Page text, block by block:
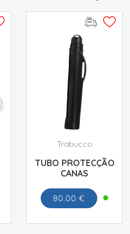
Trabucco
TUBO PROTECÇÃO
CANAS
80.00 €